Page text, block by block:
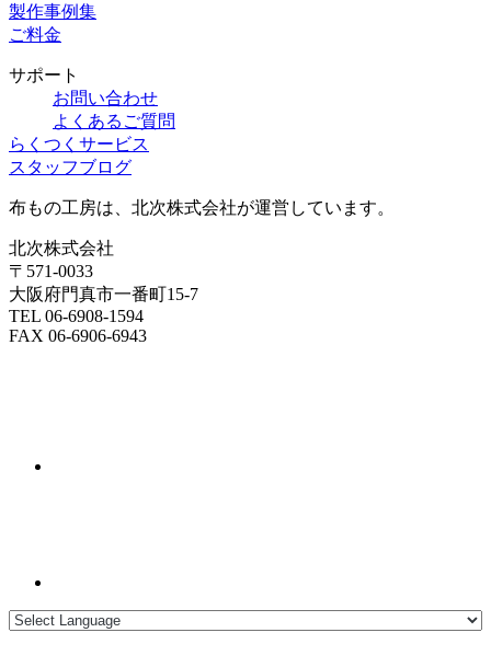
製作事例集
ご料金
サポート
お問い合わせ
よくあるご質問
らくつくサービス
スタッフブログ
布もの工房は、北次株式会社が運営しています。
北次株式会社
〒571-0033
大阪府門真市一番町15-7
TEL 06-6908-1594
FAX 06-6906-6943